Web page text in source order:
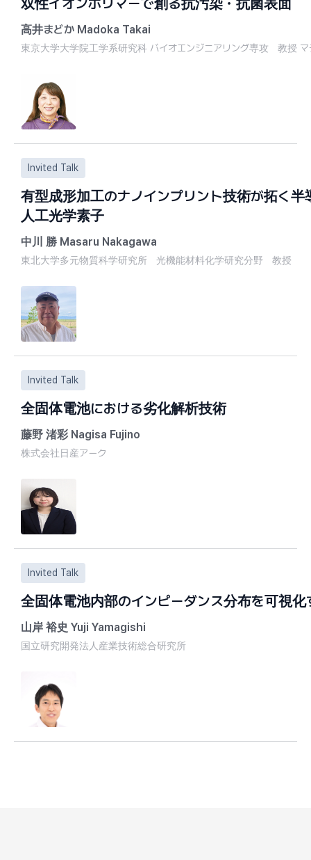
双性イオンポリマーで創る抗汚染・抗菌表面
高井まどか Madoka Takai
東京大学大学院工学系研究科 バイオエンジニアリング専攻 教授 マ
学歴
1999年3月 早稲田大学大学院理工学研究科博士課程
（応用化学専攻） 修了
1999年4月〜2001年3月 （社）科学技術振興事業団、
科学技術特別研究員
旧経済産業省電子技術総合研究所、薄膜シリコン太陽電
2001年4月〜2003年3月
東京大学大学院工学系研究科、マテリアル工学専攻 助手
2003年4月〜2007年3月 同上、マテリアル工学専攻 講師
2007年4月〜2010年12月 同上、同専攻 准教授
2011年1月〜 同上、バイオエンジニアリング専攻 教授
専門分野
生体分子や細胞と材料との界面に関する基礎（バイオイン
および人工臓器、バイオセンサー、バイオ燃料電池といった
ヘルスケアデバイスの開発を目指した生体適合性を有する
酵素とハイドロゲルの複合材料の創製
業績
1) Cross‐linked zwitterionic copolymer‐modified cellulose
membranes to reduce protein adsorption, S. Otomo, T.
Nakatsuka, Y. Matsuo, M. Takai, MRS
2) A comparison study of cell-membrane mimetic
Ji, I. Tanaka, X. Huang, M. Takai, Chemical Engineering
2026
3) Molecular Permeability Behavior and Catalytic
Polymer Hydrogel-Enzyme Hybrid Nanocarrier, X. Huang, J.
Chantipmanee, Y. Dote, Y. Xu, M. Takai,
4) Conductive and flexible gold-coated polylactic acid
electrochemical aptasensor for monitoring cortisol level in
M. Koumbia, M. Takai, Bioelectrochemistry, 163, 108908,
5) Biocompatible Core−Shell Microneedle Sensor Filled
Polymer Hydrogel for Rapid Continuous Transdermal
Chino, T. Kasama, R. Miyake, S. Mitsuzawa, Y. Luan, N. B.
6) High-Quality Three-Dimensionally Cultured Cells Using
Diblock Copolymers Containing Different Ratios of
Ogiwara, T. Nakano, K. Baba, T. Masuda, M. Takai, ACS
Invited Talk
有型成形加工のナノインプリント技術が拓く半
人工光学素子
中川 勝 Masaru Nakagawa
東北大学多元物質科学研究所 光機能材料化学研究分野 教授
1997年上智大学大学院 博士後期課程修了 博士（工学
（緒方直哉教授）、1997年より東京工業大学資源化学研
（光機能化学研究分野 市村國宏教授）、2002年より同
2020年所長補佐（ネットワーク型共同研究拠点担当）、
2021年高分子・ハイブリッド材料研究センター長、
2021年よりマテリアル・計測ハイブリッド材料研究センタ
2025年より半導体クリエイティビティハブ(S-HUB)兼任
専門分野 高分子科学、ナノ・マイクロ科学、ナノ加工技
光学低倍率での一桁ナノ精度の位置合わせ技術の創世と実
半導体技術による人工光合成反応場（メタサイト）の創製
（特にアンモニア合成）
Invited Talk
全固体電池における劣化解析技術
藤野 渚彩 Nagisa Fujino
株式会社日産アーク
2019年に名城大学農学部応用生物化学科を卒業後、同年
ナノインデンテーションおよび走査プローブ顕微鏡（SPM
本講演では、
その実用化・高性能化には、全固体電池特有の劣化メカニ
走査型広がり抵抗顕微鏡法（SSRM）およびX線光電子分
電池性能低下の要因解明に向けた評価手法について解説す
Invited Talk
全固体電池内部のインピーダンス分布を可視
山岸 裕史 Yuji Yamagishi
国立研究開発法人産業技術総合研究所
産業技術総合研究所電池技術研究部門主任研究員。
2016年に京都大学大学院工学研究科博士後期課程を修了。
その後、東北大学電気通信研究所特任助教、